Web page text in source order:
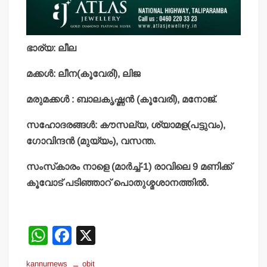
ഭാര്യ: ലീല
മക്കള്‍: ലീന(കൂവേരി), ലിജ
മരുമക്കള്‍ : ബാലകൃഷ്ണന്‍ (കൂവേരി), മനോജ്.
സഹോദരങ്ങള്‍: കൗസല്യ, ശ്യാമള(പട്ടുവം),
ഗോവിന്ദന്‍ (മുയ്യം), വസന്ത.
സംസ്‌കാരം നാളെ (മാര്‍ച്ച്-1) രാവിലെ 9 മണിക്ക്
കൂവോട് പടിഞ്ഞാറ് പൊതുശ്മശാനത്തില്‍.
W
F
kannurnews obit